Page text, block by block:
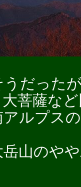
だった
菩薩な
ルプス
山のや